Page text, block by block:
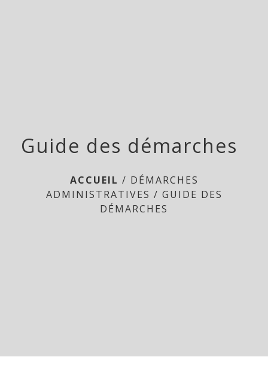
Guide des démarches
ACCUEIL / DÉMARCHES
ADMINISTRATIVES / GUIDE DES
DÉMARCHES